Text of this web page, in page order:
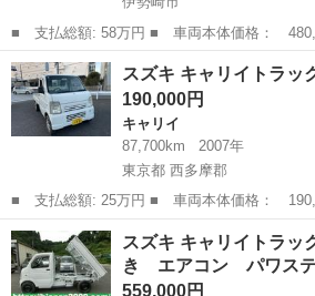
■ 支払総額: 58万円 ■ 車両本体価格： 480,000 円 ■ メーカー
名： スズキ ■ 車種名： キャリイトラッ
Ｃエアコン・パワステ ４ＷＤ 新品１２イン
ャップ アッシュ...
群馬 伊勢崎市 キャリイ
スズキ キャリイトラッ
190,000円
キャリイ
87,700km
2007年
東京都 西多摩郡
■ 支払総額: 25万円 ■ 車両本体価格： 190,000 円 ■ メーカー
名： スズキ ■ 車種名： キャリイトラッ
Ｃ ■ 排気量： 660cc ■ ドア枚数： 2D ■
速...
東京 西多摩郡 キャリイ
スズキ キャリイトラ
き エアコン パワステ
559,000円